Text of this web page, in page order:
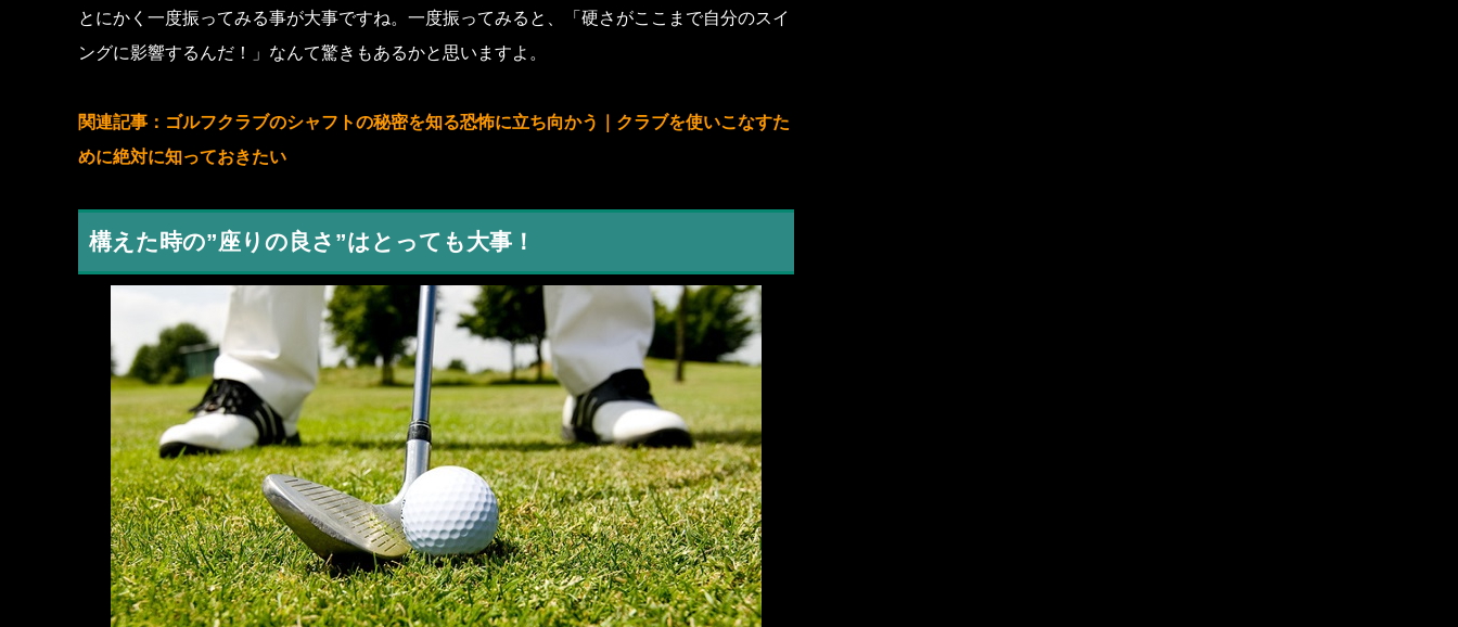
とにかく一度振ってみる事が大事ですね。一度振ってみると、「硬さがここまで自分のスイ
ングに影響するんだ！」なんて驚きもあるかと思いますよ。
関連記事： ゴルフクラブのシャフトの秘密を知る恐怖に立ち向かう｜クラブを使いこなすた
めに絶対に知っておきたい
構えた時の”座りの良さ”はとっても大事！